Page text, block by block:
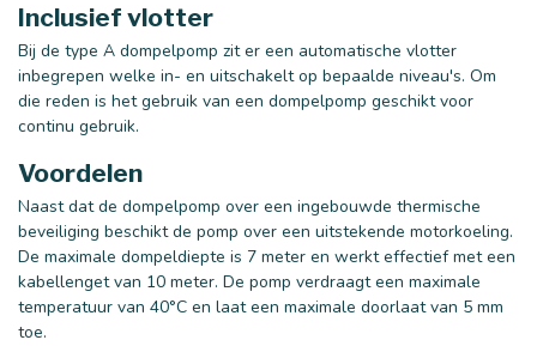
Inclusief vlotter
Bij de type A dompelpomp zit er een automatische vlotter
inbegrepen welke in- en uitschakelt op bepaalde niveau's. Om
die reden is het gebruik van een dompelpomp geschikt voor
continu gebruik.
Voordelen
Naast dat de dompelpomp over een ingebouwde thermische
beveiliging beschikt de pomp over een uitstekende motorkoeling.
De maximale dompeldiepte is 7 meter en werkt effectief met een
kabellenget van 10 meter. De pomp verdraagt een maximale
temperatuur van 40°C en laat een maximale doorlaat van 5 mm
toe.